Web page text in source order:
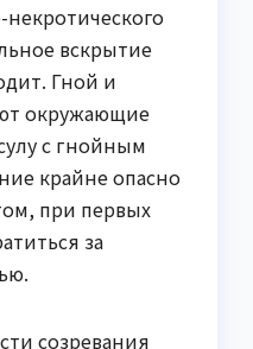
вскрытие
Гной и
окружающие
с гнойным
крайне опасно
при первых
за